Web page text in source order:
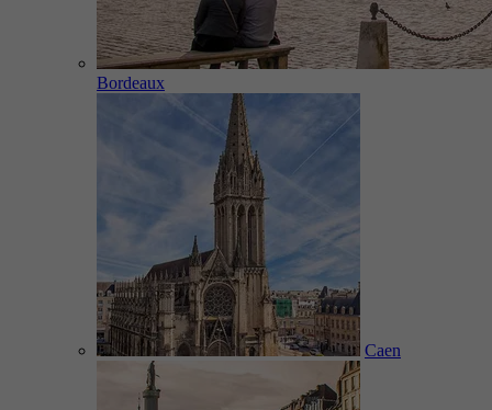
Bordeaux
Caen